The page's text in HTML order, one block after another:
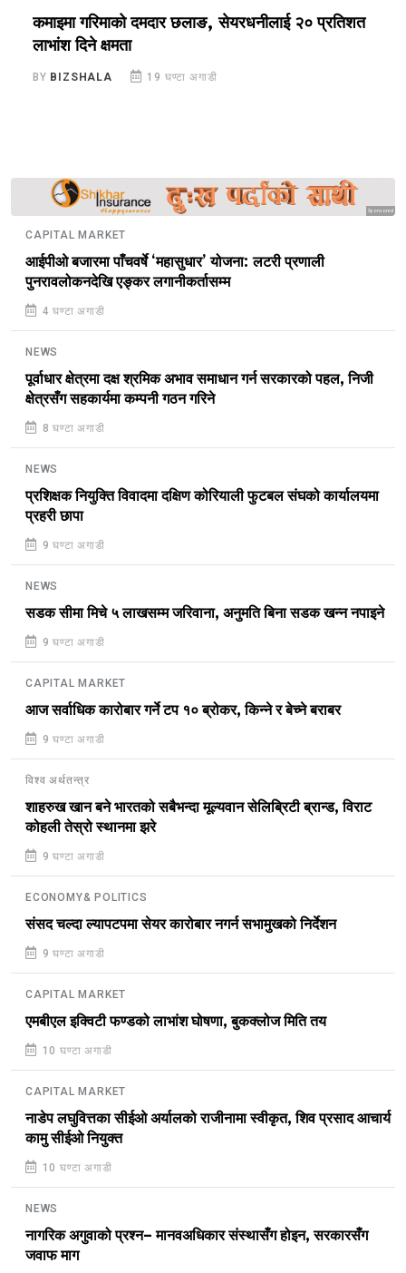
कमाइमा गरिमाको दमदार छलाङ, सेयरधनीलाई २० प्रतिशत
लाभांश दिने क्षमता
BY BIZSHALA 19 घण्टा अगाडी
Sponsored
CAPITAL MARKET
आईपीओ बजारमा पाँचवर्षे ‘महासुधार’ योजना: लटरी प्रणाली
पुनरावलोकनदेखि एङ्कर लगानीकर्तासम्म
4 घण्टा अगाडी
NEWS
पूर्वाधार क्षेत्रमा दक्ष श्रमिक अभाव समाधान गर्न सरकारको पहल, निजी
क्षेत्रसँग सहकार्यमा कम्पनी गठन गरिने
8 घण्टा अगाडी
NEWS
प्रशिक्षक नियुक्ति विवादमा दक्षिण कोरियाली फुटबल संघको कार्यालयमा
प्रहरी छापा
9 घण्टा अगाडी
NEWS
सडक सीमा मिचे ५ लाखसम्म जरिवाना, अनुमति बिना सडक खन्न नपाइने
9 घण्टा अगाडी
CAPITAL MARKET
आज सर्वाधिक कारोबार गर्ने टप १० ब्रोकर, किन्ने र बेच्ने बराबर
9 घण्टा अगाडी
विश्व अर्थतन्त्र
शाहरुख खान बने भारतको सबैभन्दा मूल्यवान सेलिब्रिटी ब्रान्ड, विराट
कोहली तेस्रो स्थानमा झरे
9 घण्टा अगाडी
ECONOMY& POLITICS
संसद चल्दा ल्यापटपमा सेयर कारोबार नगर्न सभामुखको निर्देशन
9 घण्टा अगाडी
CAPITAL MARKET
एमबीएल इक्विटी फण्डको लाभांश घोषणा, बुकक्लोज मिति तय
10 घण्टा अगाडी
CAPITAL MARKET
नाडेप लघुवित्तका सीईओ अर्यालको राजीनामा स्वीकृत, शिव प्रसाद आचार्य
कामु सीईओ नियुक्त
10 घण्टा अगाडी
NEWS
नागरिक अगुवाको प्रश्न– मानवअधिकार संस्थासँग होइन, सरकारसँग
जवाफ माग